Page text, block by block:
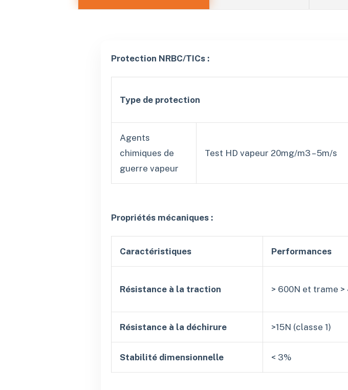
Protection NRBC/TICs :
Type de protection
Agents
chimiques de
guerre vapeur
Test HD vapeur 20mg/m3 – 5m/s
Propriétés mécaniques :
Caractéristiques Performances
Résistance à la traction > 600N et trame
Résistance à la déchirure >15N (classe 1)
Stabilité dimensionnelle < 3%